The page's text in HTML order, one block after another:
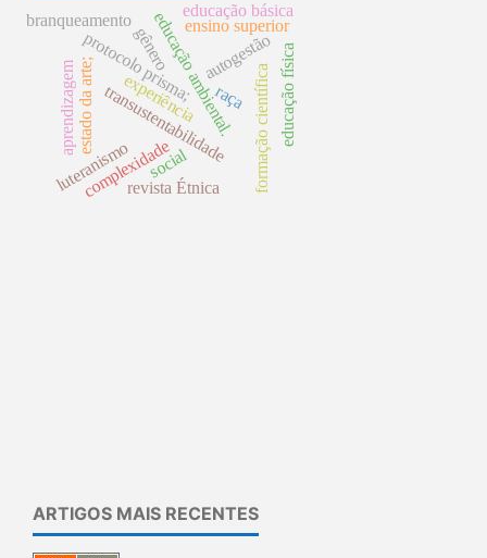
estado da arte;
protocolo prisma;educação ambiental.autogestão
transustentabilidade
complexidade formação científica
revista Étnica
luteranismo
ensino superior
branqueamento
educação física
gênero
raça
experiência
educação básica
aprendizagem
social
ARTIGOS MAIS RECENTES